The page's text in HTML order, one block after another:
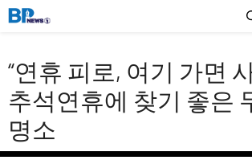
컨
텐
로
건
너
뛰
기
“연휴 피로, 여기 가면
추석연휴에 찾기 좋은
명소